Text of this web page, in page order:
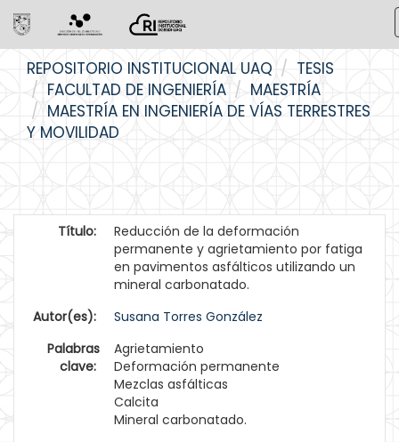
navigation
REPOSITORIO INSTITUCIONAL UAQ
TESIS
FACULTAD DE INGENIERÍA
MAESTRÍA
MAESTRÍA EN INGENIERÍA DE VÍAS TERRESTRES
Y MOVILIDAD
Título:
Reducción de la deformación
permanente y agrietamiento por fatiga
en pavimentos asfálticos utilizando un
mineral carbonatado.
Autor(es):
Susana Torres González
Palabras
clave:
Agrietamiento
Deformación permanente
Mezclas asfálticas
Calcita
Mineral carbonatado.